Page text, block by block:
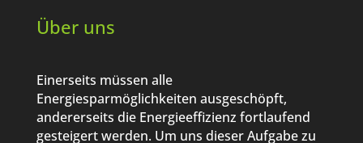
Über uns
Einerseits müssen alle
Energiesparmöglichkeiten ausgeschöpft,
andererseits die Energieeffizienz fortlaufend
gesteigert werden. Um uns dieser Aufgabe zu